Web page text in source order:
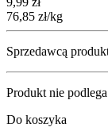
76,85 zł/kg
Sprzedawcą
Produkt nie
Do koszyka